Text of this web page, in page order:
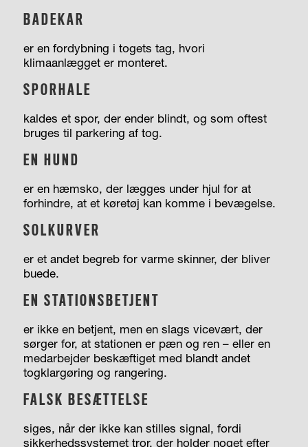
BADEKAR
er en fordybning i togets tag, hvori
klimaanlægget er monteret.
SPORHALE
kaldes et spor, der ender blindt, og som oftest
bruges til parkering af tog.
EN HUND
er en hæmsko, der lægges under hjul for at
forhindre, at et køretøj kan komme i bevægelse.
SOLKURVER
er et andet begreb for varme skinner, der bliver
buede.
EN STATIONSBETJENT
er ikke en betjent, men en slags vicevært, der
sørger for, at stationen er pæn og ren – eller en
medarbejder beskæftiget med blandt andet
togklargøring og rangering.
FALSK BESÆTTELSE
siges, når der ikke kan stilles signal, fordi
sikkerhedssystemet tror, der holder noget efter